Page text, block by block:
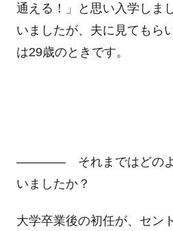
通える！」と思い入学しま
いましたが、夫に見てもら
は29歳のときです。
―――― それまではどのよ
いましたか？
大学卒業後の初任が、セン